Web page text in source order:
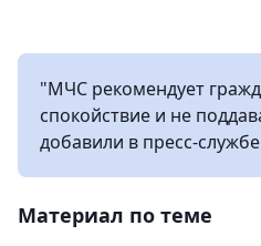
"МЧС рекомендует
спокойствие и не
добавили в пресс-
Материал по теме